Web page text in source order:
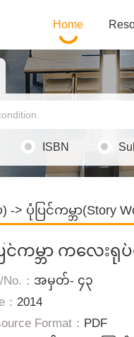
Home
ISBN
-> ပုံပြင်ကမ္ဘာ(Story
င်ကမ္ဘာ ကလေးရု
： အမှတ်- ၄၃
2014
Format： PDF